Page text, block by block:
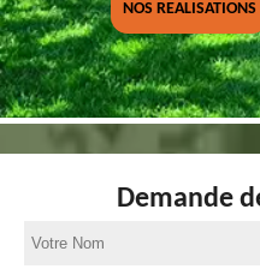
NOS REALISATIONS
Demande